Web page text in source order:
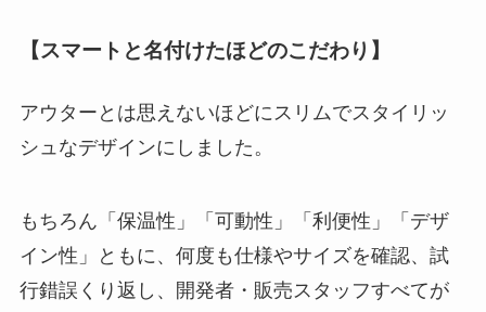
【スマートと名付けたほどのこだわり】
アウターとは思えないほどにスリムでスタイリッ
シュなデザインにしました。
もちろん「保温性」「可動性」「利便性」「デザ
イン性」ともに、何度も仕様やサイズを確認、試
行錯誤くり返し、開発者・販売スタッフすべてが